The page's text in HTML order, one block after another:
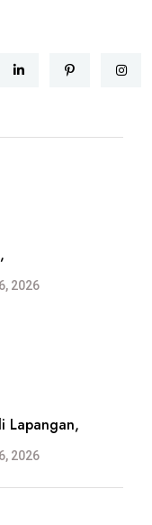
2026
Lapangan,
2026